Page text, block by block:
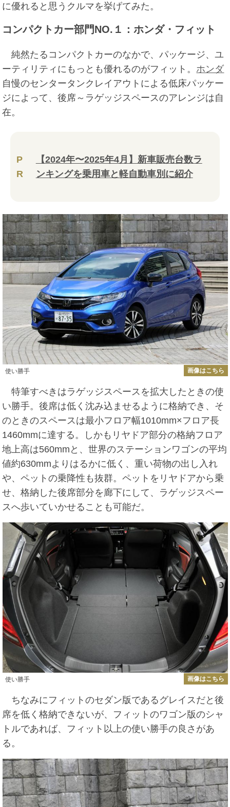
に優れると思うクルマを挙げてみた。
コンパクトカー部門NO.１：ホンダ・フィット
純然たるコンパクトカーのなかで、パッケージ、ユ
ーティリティにもっとも優れるのがフィット。 ホンダ
自慢のセンタータンクレイアウトによる低床パッケー
ジによって、後席～ラゲッジスペースのアレンジは自
在。
P
R
【2024年〜2025年4月】新車販売台数ラ
ンキングを乗用車と軽自動車別に紹介
使い勝手 画像はこちら
特筆すべきはラゲッジスペースを拡大したときの使
い勝手。後席は低く沈み込ませるように格納でき、そ
のときのスペースは最小フロア幅1010mm×フロア長
1460mmに達する。しかもリヤドア部分の格納フロア
地上高は560mmと、世界のステーションワゴンの平均
値約630mmよりはるかに低く、重い荷物の出し入れ
や、ペットの乗降性も抜群。ペットをリヤドアから乗
せ、格納した後席部分を廊下にして、ラゲッジスペー
スへ歩いていかせることも可能だ。
使い勝手 画像はこちら
ちなみにフィットのセダン版であるグレイスだと後
席を低く格納できないが、フィットのワゴン版のシャ
トルであれば、フィット以上の使い勝手の良さがあ
る。